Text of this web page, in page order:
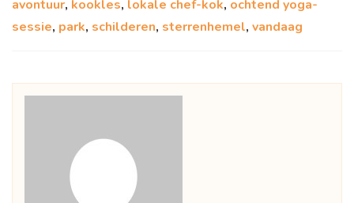
avontuur, kookles, lokale chef-kok, ochtend yoga-
sessie, park, schilderen, sterrenhemel, vandaag